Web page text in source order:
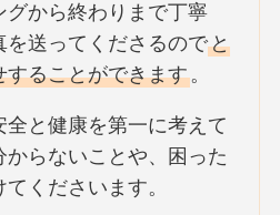
グから終わりまで丁寧
を送ってくださるのでと
することができます。
全と健康を第一に考えて
からないことや、困った
てくださいます。